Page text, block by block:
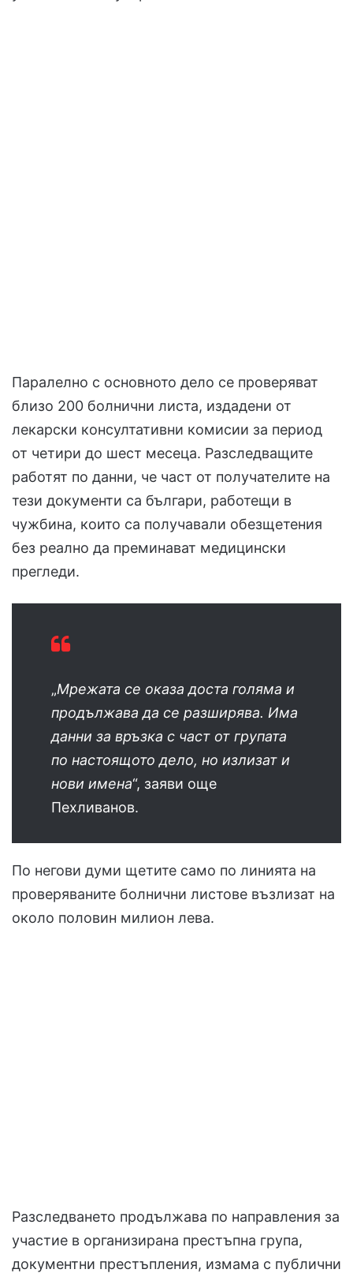
Паралелно с основното дело се проверяват
близо 200 болнични листа, издадени от
лекарски консултативни комисии за период
от четири до шест месеца. Разследващите
работят по данни, че част от получателите на
тези документи са българи, работещи в
чужбина, които са получавали обезщетения
без реално да преминават медицински
прегледи.
„Мрежата се оказа доста голяма и
продължава да се разширява. Има
данни за връзка с част от групата
по настоящото дело, но излизат и
нови имена“, заяви още
Пехливанов.
По негови думи щетите само по линията на
проверяваните болнични листове възлизат на
около половин милион лева.
Разследването продължава по направления за
участие в организирана престъпна група,
документни престъпления, измама с публични